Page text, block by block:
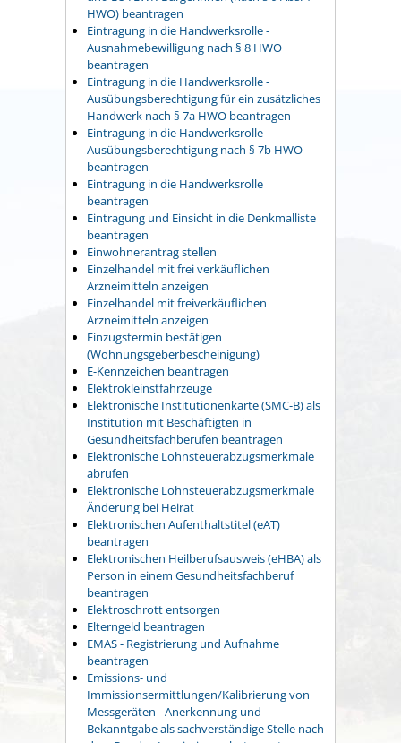
HWO) beantragen
Eintragung in die Handwerksrolle -
Ausnahmebewilligung nach § 8 HWO
beantragen
Eintragung in die Handwerksrolle -
Ausübungsberechtigung für ein zusätzliches
Handwerk nach § 7a HWO beantragen
Eintragung in die Handwerksrolle -
Ausübungsberechtigung nach § 7b HWO
beantragen
Eintragung in die Handwerksrolle
beantragen
Eintragung und Einsicht in die Denkmalliste
beantragen
Einwohnerantrag stellen
Einzelhandel mit frei verkäuflichen
Arzneimitteln anzeigen
Einzelhandel mit freiverkäuflichen
Arzneimitteln anzeigen
Einzugstermin bestätigen
(Wohnungsgeberbescheinigung)
E-Kennzeichen beantragen
Elektrokleinstfahrzeuge
Elektronische Institutionenkarte (SMC-B) als
Institution mit Beschäftigten in
Gesundheitsfachberufen beantragen
Elektronische Lohnsteuerabzugsmerkmale
abrufen
Elektronische Lohnsteuerabzugsmerkmale
Änderung bei Heirat
Elektronischen Aufenthaltstitel (eAT)
beantragen
Elektronischen Heilberufsausweis (eHBA) als
Person in einem Gesundheitsfachberuf
beantragen
Elektroschrott entsorgen
Elterngeld beantragen
EMAS - Registrierung und Aufnahme
beantragen
Emissions- und
Immissionsermittlungen/Kalibrierung von
Messgeräten - Anerkennung und
Bekanntgabe als sachverständige Stelle nach